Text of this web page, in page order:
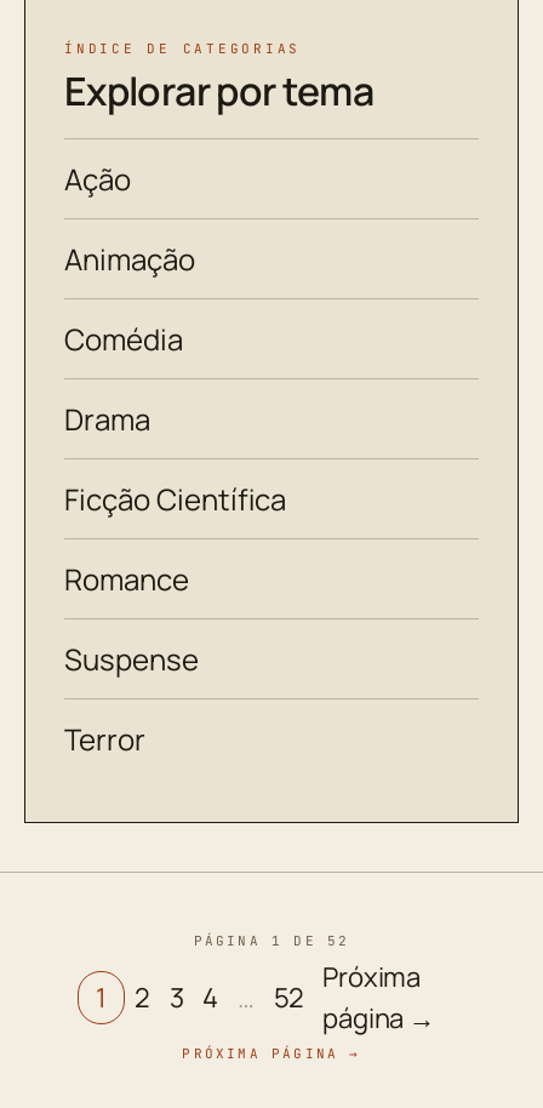
ÍNDICE DE CATEGORIAS
Explorar por tema
Ação
Animação
Comédia
Drama
Ficção Científica
Romance
Suspense
Terror
PÁGINA 1 DE 52
1 2 3 4 … 52
Próxima
página →
PRÓXIMA PÁGINA →